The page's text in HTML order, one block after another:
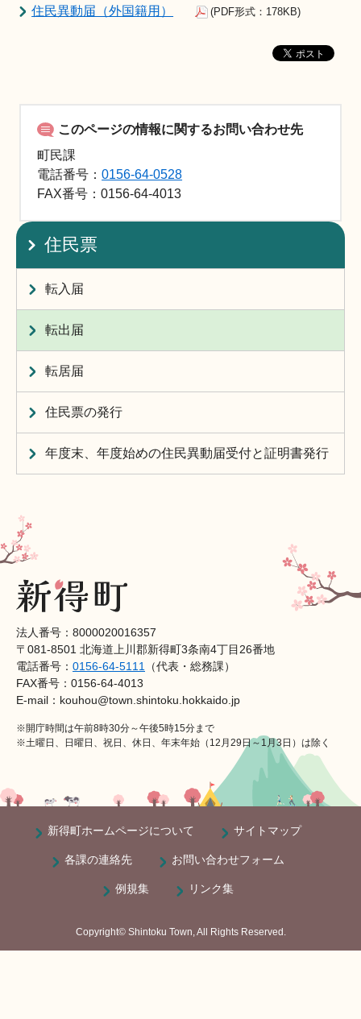
住民異動届（外国籍用） (PDF形式：178KB)
このページの情報に関するお問い合わせ先
町民課
電話番号：0156-64-0528
FAX番号：0156-64-4013
住民票
転入届
転出届
転居届
住民票の発行
年度末、年度始めの住民異動届受付と証明書発行
法人番号：8000020016357
〒081-8501 北海道上川郡新得町3条南4丁目26番地
電話番号： 0156-64-5111
（代表・総務課）
FAX番号：0156-64-4013
E-mail：kouhou@town.shintoku.hokkaido.jp
※開庁時間は午前8時30分～午後5時15分まで
※土曜日、日曜日、祝日、休日、年末年始（12月29日～1月3日）は除く
新得町ホームページについて サイトマップ
各課の連絡先 お問い合わせフォーム
例規集 リンク集
Copyright© Shintoku Town, All Rights Reserved.